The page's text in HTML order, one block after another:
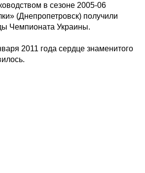
в сезоне 2005-06
(Днепропетровск) получили
Чемпионата Украины.
2011 года сердце знаменитого
НМХЛ
ВХЛ
КХЛ